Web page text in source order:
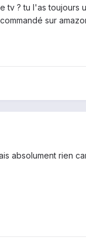
tv ? tu l'as
sur
absolument rien